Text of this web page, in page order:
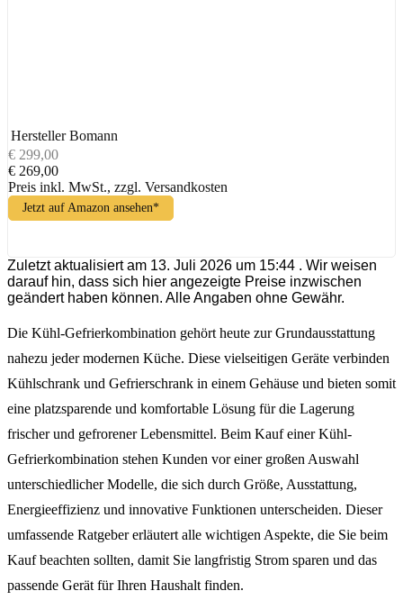
Hersteller Bomann
€ 299,00
€ 269,00
Preis inkl. MwSt., zzgl. Versandkosten
Jetzt auf Amazon ansehen*
Zuletzt aktualisiert am 13. Juli 2026 um 15:44 . Wir weisen
darauf hin, dass sich hier angezeigte Preise inzwischen
geändert haben können. Alle Angaben ohne Gewähr.
Die Kühl-Gefrierkombination gehört heute zur Grundausstattung
nahezu jeder modernen Küche. Diese vielseitigen Geräte verbinden
Kühlschrank und Gefrierschrank in einem Gehäuse und bieten somit
eine platzsparende und komfortable Lösung für die Lagerung
frischer und gefrorener Lebensmittel. Beim Kauf einer Kühl-
Gefrierkombination stehen Kunden vor einer großen Auswahl
unterschiedlicher Modelle, die sich durch Größe, Ausstattung,
Energieeffizienz und innovative Funktionen unterscheiden. Dieser
umfassende Ratgeber erläutert alle wichtigen Aspekte, die Sie beim
Kauf beachten sollten, damit Sie langfristig Strom sparen und das
passende Gerät für Ihren Haushalt finden.